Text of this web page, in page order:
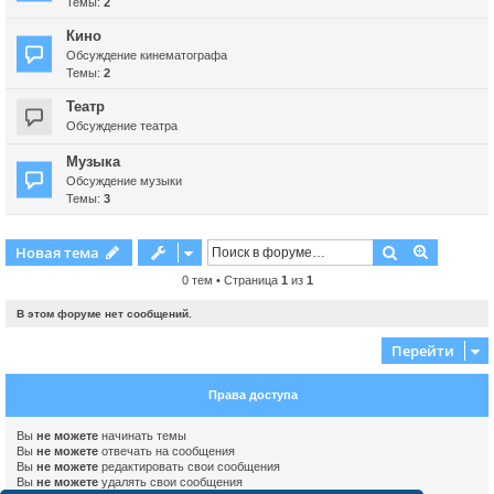
Кино
Обсуждение кинематографа
Темы: 2
Театр
Обсуждение театра
Музыка
Обсуждение музыки
Темы: 3
Новая тема Поиск
0 тем • Страница 1 из 1
В этом форуме нет сообщений.
Перейти
Права доступа
Вы не можете начинать темы
Вы не можете отвечать на сообщения
Вы не можете редактировать свои сообщения
Вы не можете удалять свои сообщения